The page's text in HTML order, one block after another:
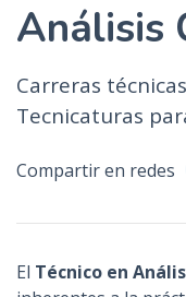
Análisis
Carreras
Tecnicaturas
Compartir en redes
El Técnico en